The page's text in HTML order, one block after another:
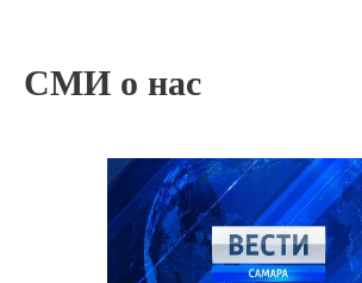
СМИ о нас